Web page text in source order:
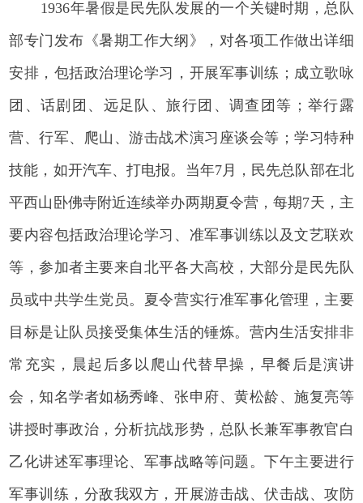
1936年暑假是民先队发展的一个关键时期，总队
部专门发布《暑期工作大纲》，对各项工作做出详细
安排，包括政治理论学习，开展军事训练；成立歌咏
团、话剧团、远足队、旅行团、调查团等；举行露
营、行军、爬山、游击战术演习座谈会等；学习特种
技能，如开汽车、打电报。当年7月，民先总队部在北
平西山卧佛寺附近连续举办两期夏令营，每期7天，主
要内容包括政治理论学习、准军事训练以及文艺联欢
等，参加者主要来自北平各大高校，大部分是民先队
员或中共学生党员。夏令营实行准军事化管理，主要
目标是让队员接受集体生活的锤炼。营内生活安排非
常充实，晨起后多以爬山代替早操，早餐后是演讲
会，知名学者如杨秀峰、张申府、黄松龄、施复亮等
讲授时事政治，分析抗战形势，总队长兼军事教官白
乙化讲述军事理论、军事战略等问题。下午主要进行
军事训练，分敌我双方，开展游击战、伏击战、攻防